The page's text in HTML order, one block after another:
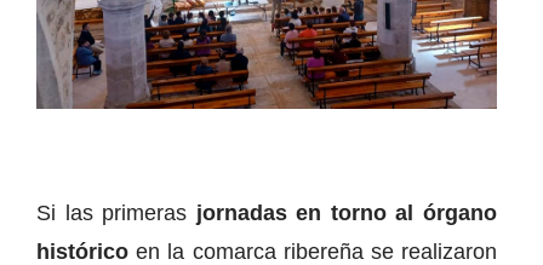
Si las primeras jornadas en torno al órgano
histórico en la comarca ribereña se realizaron